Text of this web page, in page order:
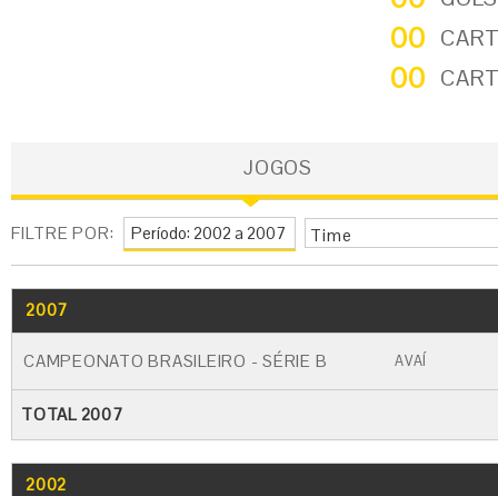
00
00
JOGOS
FILTRE POR: Time
2007
CAMPEONATO BRASILEIRO - SÉRIE B AVAÍ
TOTAL 2007
2002